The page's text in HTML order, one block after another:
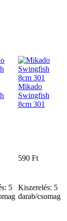
Mikado
Swingfish
8cm 301
590 Ft
5
Kiszerelés: 5
darab/csomag